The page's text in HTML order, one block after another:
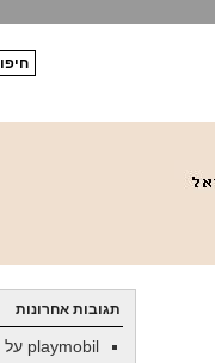
תגובות אחרונות
playmobil על